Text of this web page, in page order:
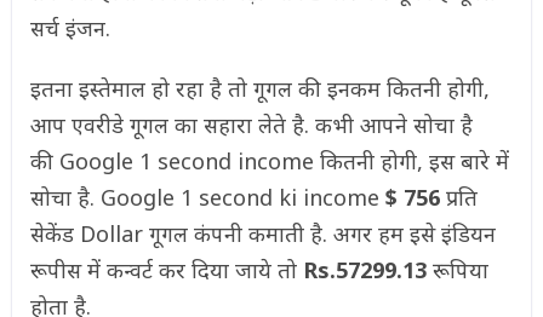
सर्च इंजन.
इतना इस्तेमाल हो रहा है तो गूगल की इनकम कितनी होगी,
आप एवरीडे गूगल का सहारा लेते है. कभी आपने सोचा है
की Google 1 second income कितनी होगी, इस बारे में
सोचा है. Google 1 second ki income $ 756प्रति
सेकेंड Dollar गूगल कंपनी कमाती है. अगर हम इसे इंडियन
रूपीस में कन्वर्ट कर दिया जाये तो Rs.57299.13रूपिया
होता है.